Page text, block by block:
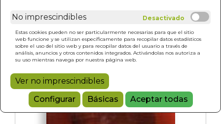
No imprescindibles
Estas cookies pueden no ser particularmente necesarias para que el sitio
web funcione y se utilizan específicamente para recopilar datos estadísticos
sobre el uso del sitio web y para recopilar datos del usuario a través de
análisis, anuncios y otros contenidos integrados. Activándolas nos autoriza a
su uso mientras navega por nuestra página web.
Ver no imprescindibles
Configurar
Básicas Aceptar todas